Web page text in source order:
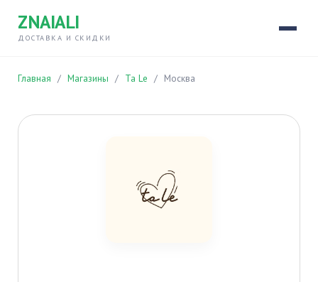
ZNAIALI
ДОСТАВКА И СКИДКИ
Главная / Магазины / Ta Le / Москва